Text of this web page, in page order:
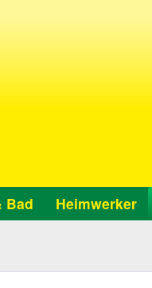
Bad Heimwerker